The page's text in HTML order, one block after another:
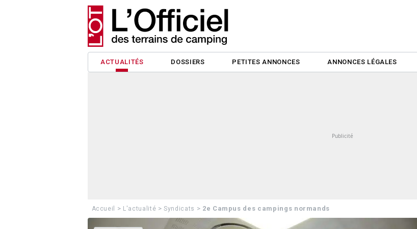
ACTUALITÉS DOSSIERS PETITES ANNONCES ANNONCES LÉGALES
Accueil > L'actualité >Syndicats > 2e Campus des campings normands